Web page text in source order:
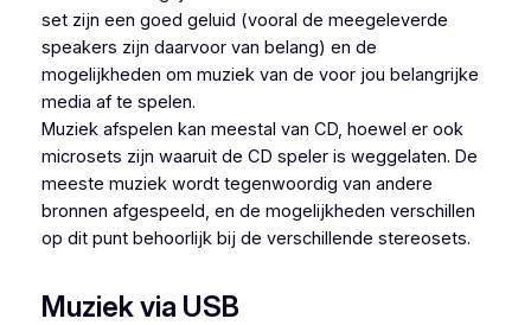
set zijn een goed geluid (vooral de meegeleverde
speakers zijn daarvoor van belang) en de
mogelijkheden om muziek van de voor jou belangrijke
media af te spelen.
Muziek afspelen kan meestal van CD, hoewel er ook
microsets zijn waaruit de CD speler is weggelaten. De
meeste muziek wordt tegenwoordig van andere
bronnen afgespeeld, en de mogelijkheden verschillen
op dit punt behoorlijk bij de verschillende stereosets.
Muziek via USB